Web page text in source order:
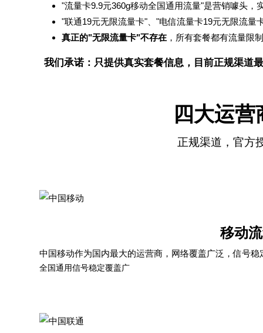
"流量卡9.9元360g移动全国通用流量"是营销噱头，
"联通19元无限流量卡"、"电信流量卡19元无限流量
真正的"无限流量卡"不存在 ，所有套餐都有流量限
我们承诺：只提供真实套餐信息，目前正规渠道
四大运
正规渠道，官方
移动
中国移动作为国内最大的运营商，网络覆盖广泛，信号
全国通用信号稳定覆盖广